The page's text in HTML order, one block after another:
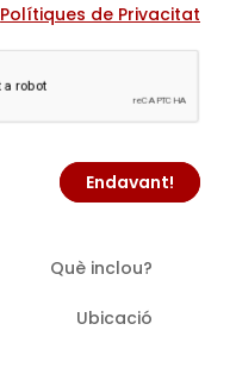
Polítiques de Privacitat
Endavant!
Què inclou?
Ubicació